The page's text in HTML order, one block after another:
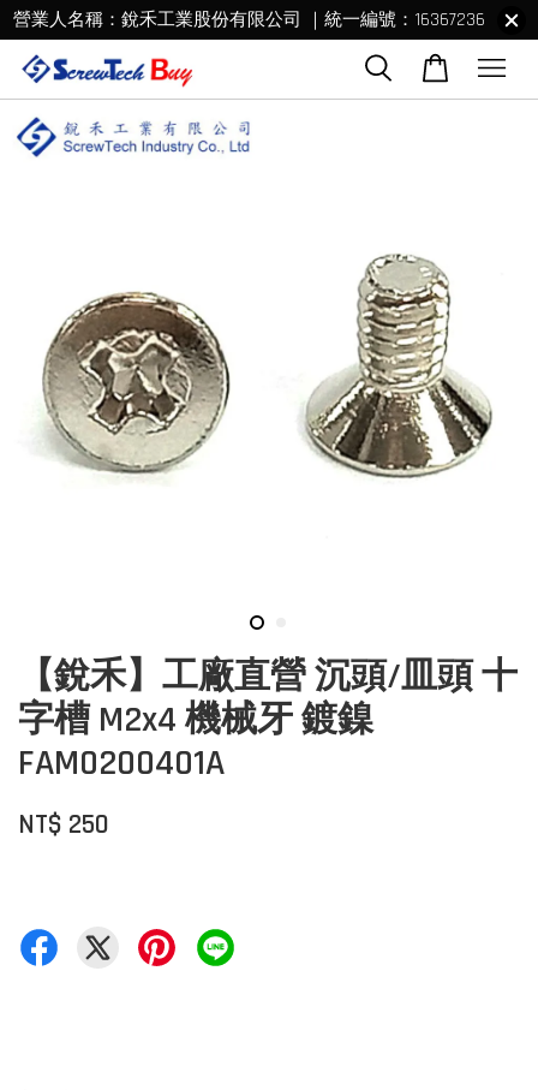
營業人名稱：銳禾工業股份有限公司 ｜統一編號：16367236
【銳禾】工廠直營 沉頭/皿頭 十
字槽 M2x4 機械牙 鍍鎳
FAM0200401A
NT$ 250